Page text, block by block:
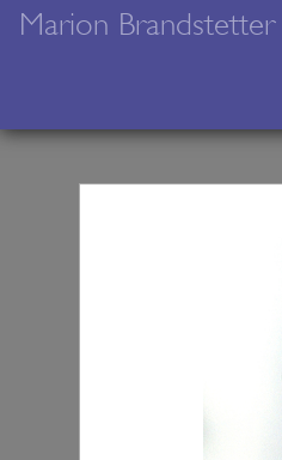
Marion Brandstetter